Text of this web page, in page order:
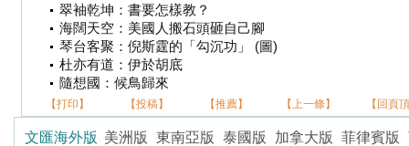
翠袖乾坤：書要怎樣教？
海闊天空：美國人搬石頭砸自己腳
琴台客聚：倪斯霆的「勾沉功」 (圖)
杜亦有道：伊於胡底
隨想國：候鳥歸來
【打印】 【投稿】 【推薦】 【上一條】 【回頁
文匯海外版 美洲版 東南亞版 泰國版 加拿大版 菲律賓版